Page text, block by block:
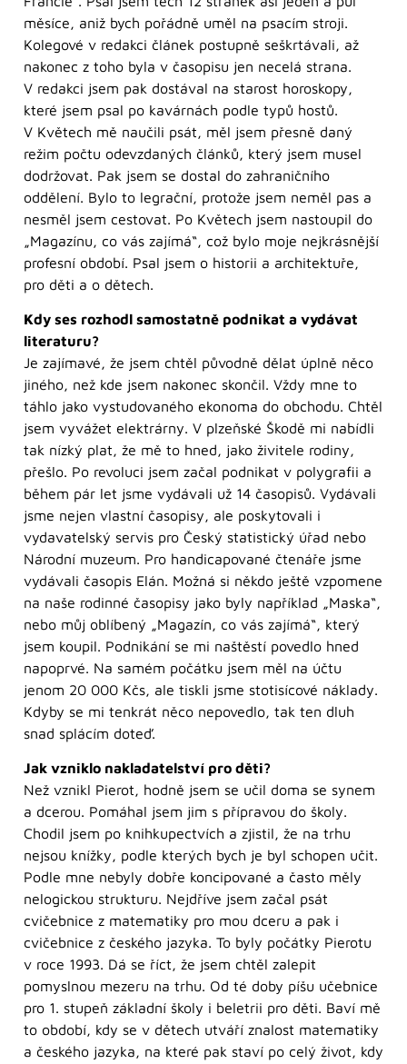
měsíce, aniž bych pořádně uměl na psacím stroji.
Kolegové v redakci článek postupně seškrtávali, až
nakonec z toho byla v časopisu jen necelá strana.
V redakci jsem pak dostával na starost horoskopy,
které jsem psal po kavárnách podle typů hostů.
V Květech mě naučili psát, měl jsem přesně daný
režim počtu odevzdaných článků, který jsem musel
dodržovat. Pak jsem se dostal do zahraničního
oddělení. Bylo to legrační, protože jsem neměl pas a
nesměl jsem cestovat. Po Květech jsem nastoupil do
„Magazínu, co vás zajímá“, což bylo moje nejkrásnější
profesní období. Psal jsem o historii a architektuře,
pro děti a o dětech.
Kdy ses rozhodl samostatně podnikat a vydávat
literaturu?
Je zajímavé, že jsem chtěl původně dělat úplně něco
jiného, než kde jsem nakonec skončil. Vždy mne to
táhlo jako vystudovaného ekonoma do obchodu. Chtěl
jsem vyvážet elektrárny. V plzeňské Škodě mi nabídli
tak nízký plat, že mě to hned, jako živitele rodiny,
přešlo. Po revoluci jsem začal podnikat v polygrafii a
během pár let jsme vydávali už 14 časopisů. Vydávali
jsme nejen vlastní časopisy, ale poskytovali i
vydavatelský servis pro Český statistický úřad nebo
Národní muzeum. Pro handicapované čtenáře jsme
vydávali časopis Elán. Možná si někdo ještě vzpomene
na naše rodinné časopisy jako byly například „Maska“,
nebo můj oblíbený „Magazín, co vás zajímá“, který
jsem koupil. Podnikání se mi naštěstí povedlo hned
napoprvé. Na samém počátku jsem měl na účtu
jenom 20 000 Kčs, ale tiskli jsme stotisícové náklady.
Kdyby se mi tenkrát něco nepovedlo, tak ten dluh
snad splácím doteď.
Jak vzniklo nakladatelství pro děti?
Než vznikl Pierot, hodně jsem se učil doma se synem
a dcerou. Pomáhal jsem jim s přípravou do školy.
Chodil jsem po knihkupectvích a zjistil, že na trhu
nejsou knížky, podle kterých bych je byl schopen učit.
Podle mne nebyly dobře koncipované a často měly
nelogickou strukturu. Nejdříve jsem začal psát
cvičebnice z matematiky pro mou dceru a pak i
cvičebnice z českého jazyka. To byly počátky Pierotu
v roce 1993. Dá se říct, že jsem chtěl zalepit
pomyslnou mezeru na trhu. Od té doby píšu učebnice
pro 1. stupeň základní školy i beletrii pro děti. Baví mě
to období, kdy se v dětech utváří znalost matematiky
a českého jazyka, na které pak staví po celý život, kdy